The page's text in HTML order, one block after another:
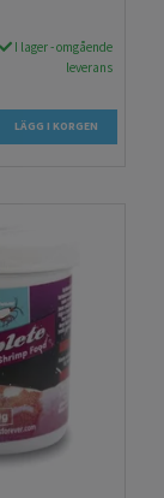
I lager - omgående
leverans